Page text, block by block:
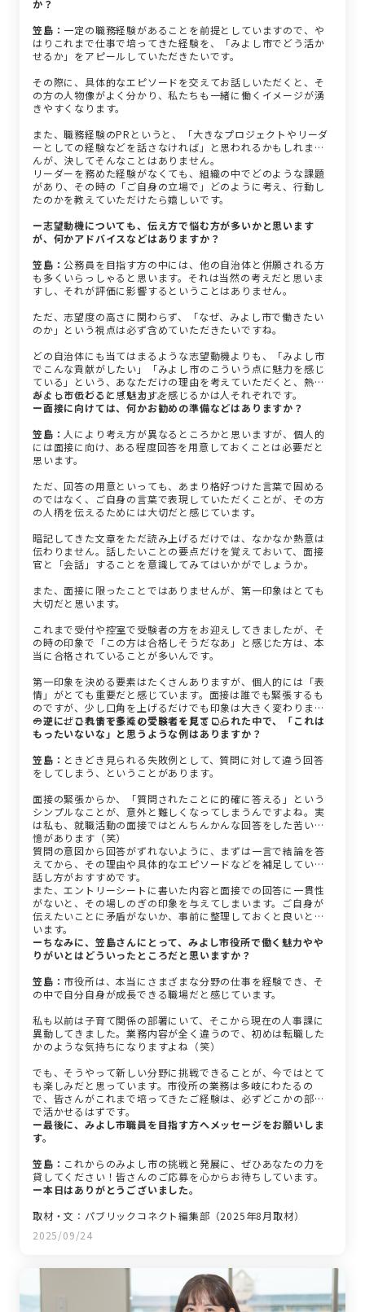
か？
笠島： 一定の職務経験があることを前提としていますので、や
はりこれまで仕事で培ってきた経験を、「みよし市でどう活か
せるか」をアピールしていただきたいです。
その際に、具体的なエピソードを交えてお話しいただくと、そ
の方の人物像がよく分かり、私たちも一緒に働くイメージが湧
きやすくなります。
また、職務経験のPRというと、「大きなプロジェクトやリーダ
ーとしての経験などを話さなければ」と思われるかもしれませ
んが、決してそんなことはありません。
リーダーを務めた経験がなくても、組織の中でどのような課題
があり、その時の「ご自身の立場で」どのように考え、行動し
たのかを教えていただけたら嬉しいです。
ー志望動機についても、伝え方で悩む方が多いかと思います
が、何かアドバイスなどはありますか？
笠島：公務員を目指す方の中には、他の自治体と併願される方
も多くいらっしゃると思います。それは当然の考えだと思いま
すし、それが評価に影響するということはありません。
ただ、志望度の高さに関わらず、「なぜ、みよし市で働きたい
のか」という視点は必ず含めていただきたいですね。
どの自治体にも当てはまるような志望動機よりも、「みよし市
でこんな貢献がしたい」「みよし市のこういう点に魅力を感じ
ている」という、あなただけの理由を考えていただくと、熱意
がぐっと伝わると思います。
みよし市のどこに「魅力」を感じるかは人それぞれです。
ー面接に向けては、何かお勧めの準備などはありますか？
笠島： 人により考え方が異なるところかと思いますが、個人的
には面接に向け、ある程度回答を用意しておくことは必要だと
思います。
ただ、回答の用意といっても、あまり格好つけた言葉で固める
のではなく、ご自身の言葉で表現していただくことが、その方
の人柄を伝えるためには大切だと感じています。
暗記してきた文章をただ読み上げるだけでは、なかなか熱意は
伝わりません。話したいことの要点だけを覚えておいて、面接
官と「会話」することを意識してみてはいかがでしょうか。
また、面接に限ったことではありませんが、第一印象はとても
大切だと思います。
これまで受付や控室で受験者の方をお迎えしてきましたが、そ
の時の印象で「この方は合格しそうだなあ」と感じた方は、本
当に合格されていることが多いんです。
第一印象を決める要素はたくさんありますが、個人的には「表
情」がとても重要だと感じています。面接は誰でも緊張するも
のですが、少し口角を上げるだけでも印象は大きく変わります
ので、ぜひ表情を意識してみてください。
ー逆に、これまで多くの受験者を見てこられた中で、「これは
もったいないな」と思うような例はありますか？
笠島： ときどき見られる失敗例として、質問に対して違う回答
をしてしまう、ということがあります。
面接の緊張からか、「質問されたことに的確に答える」という
シンプルなことが、意外と難しくなってしまうんですよね。実
は私も、就職活動の面接ではとんちんかんな回答をした苦い記
憶があります（笑）
質問の意図から回答がずれないように、まずは一言で結論を答
えてから、その理由や具体的なエピソードなどを補足していく
話し方がおすすめです。
また、エントリーシートに書いた内容と面接での回答に一貫性
がないと、その場しのぎの印象を与えてしまいます。ご自身が
伝えたいことに矛盾がないか、事前に整理しておくと良いと思
います。
ーちなみに、笠島さんにとって、みよし市役所で働く魅力やや
りがいとはどういったところだと思いますか？
笠島： 市役所は、本当にさまざまな分野の仕事を経験でき、そ
の中で自分自身が成長できる職場だと感じています。
私も以前は子育て関係の部署にいて、そこから現在の人事課に
異動してきました。業務内容が全く違うので、初めは転職した
かのような気持ちになりますよね（笑）
でも、そうやって新しい分野に挑戦できることが、今ではとて
も楽しみだと思っています。市役所の業務は多岐にわたるの
で、皆さんがこれまで培ってきたご経験は、必ずどこかの部署
で活かせるはずです。
ー最後に、みよし市職員を目指す方へメッセージをお願いしま
す。
笠島： これからのみよし市の挑戦と発展に、ぜひあなたの力を
貸してください！皆さんのご応募を心からお待ちしています。
ー本日はありがとうございました。
取材・文：パブリックコネクト編集部（2025年8月取材）
2025/09/24